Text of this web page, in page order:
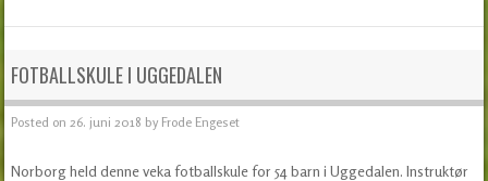
FOTBALLSKULE I UGGEDALEN
Posted on 26. juni 2018 by Frode Engeset
Norborg held denne veka fotballskule for 54 barn i Uggedalen. Instruktør